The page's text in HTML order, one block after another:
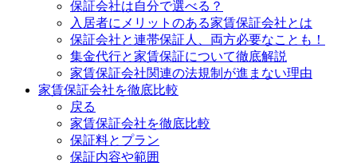
保証会社は自分で選べる？
入居者にメリットのある家賃保証会社とは
保証会社と連帯保証人、両方必要なことも！
集金代行と家賃保証について徹底解説
家賃保証会社関連の法規制が進まない理由
家賃保証会社を徹底比較
戻る
家賃保証会社を徹底比較
保証料とプラン
保証内容や範囲